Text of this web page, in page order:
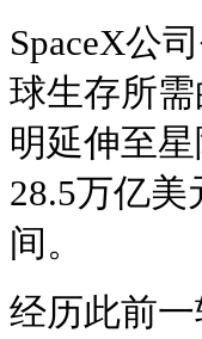
SpaceX公
球生存所
明延伸至
28.5万亿
间。
经历此前